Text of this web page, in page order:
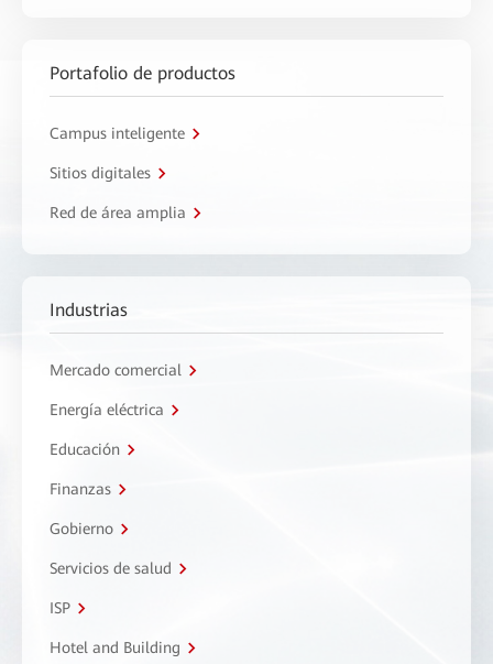
Portafolio de productos
Campus inteligente
Sitios digitales
Red de área amplia
Industrias
Mercado comercial
Energía eléctrica
Educación
Finanzas
Gobierno
Servicios de salud
ISP
Hotel and Building